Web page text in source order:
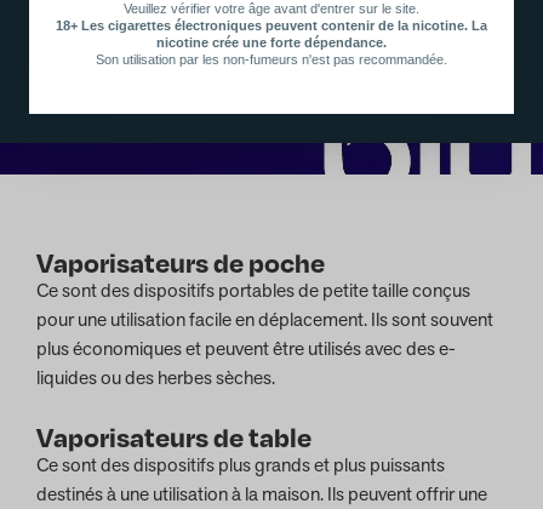
Veuillez vérifier votre âge avant d'entrer sur le site.
18+ Les cigarettes électroniques peuvent contenir de la nicotine. La
nicotine crée une forte dépendance.
Son utilisation par les non-fumeurs n'est pas recommandée.
pour choisir celui qui convient le mieux à vos besoins.
Vaporisateurs de poche
Ce sont des dispositifs portables de petite taille conçus
pour une utilisation facile en déplacement. Ils sont souvent
plus économiques et peuvent être utilisés avec des e-
liquides ou des herbes sèches.
Vaporisateurs de table
Ce sont des dispositifs plus grands et plus puissants
destinés à une utilisation à la maison. Ils peuvent offrir une